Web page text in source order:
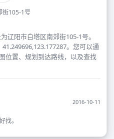
街105-1号
辽阳市白塔区南郊街105-1号。
。您可以通
位置、规划到达路线，以及查找
2016-10-11
找。